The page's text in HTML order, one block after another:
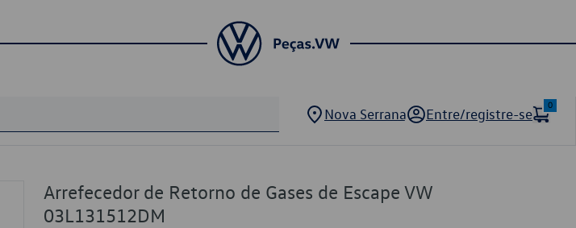
Nova Serrana Entre/registre-se
0
Arrefecedor de Retorno de Gases de Escape VW
03L131512DM